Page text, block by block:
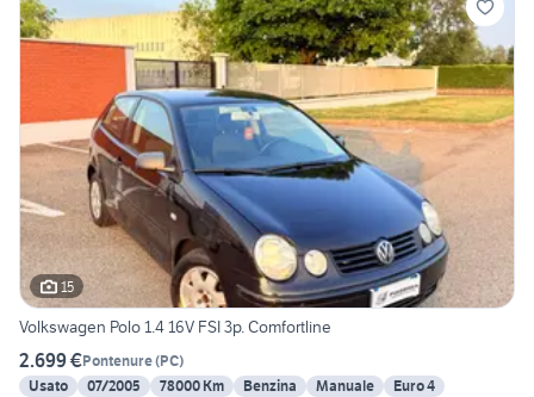
15
Volkswagen Polo 1.4 16V FSI 3p. Comfortline
2.699 €Pontenure(PC)
Usato
07/2005 78000 Km Benzina Manuale
Euro 4